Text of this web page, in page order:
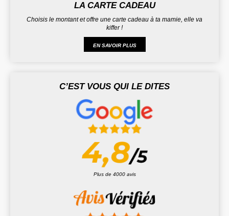
LA CARTE CADEAU
Choisis le montant et offre une carte cadeau à ta mamie, elle va
kiffer !
EN SAVOIR PLUS
C’EST VOUS QUI LE DITES
Plus de 4000 avis